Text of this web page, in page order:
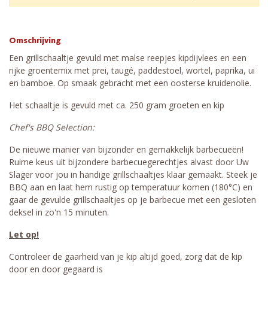
Omschrijving
Een grillschaaltje gevuld met malse reepjes kipdijvlees en een
rijke groentemix met prei, taugé, paddestoel, wortel, paprika, ui
en bamboe. Op smaak gebracht met een oosterse kruidenolie.
Het schaaltje is gevuld met ca. 250 gram groeten en kip
Chef's BBQ Selection:
De nieuwe manier van bijzonder en gemakkelijk barbecueën!
Ruime keus uit bijzondere barbecuegerechtjes alvast door Uw
Slager voor jou in handige grillschaaltjes klaar gemaakt. Steek je
BBQ aan en laat hem rustig op temperatuur komen (180°C) en
gaar de gevulde grillschaaltjes op je barbecue met een gesloten
deksel in zo'n 15 minuten.
Let op!
Controleer de gaarheid van je kip altijd goed, zorg dat de kip
door en door gegaard is